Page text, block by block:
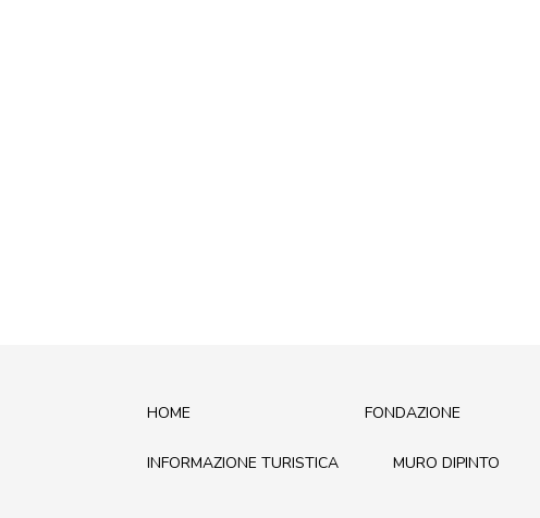
HOME FONDAZIONE
INFORMAZIONE TURISTICA MURO DIPINTO